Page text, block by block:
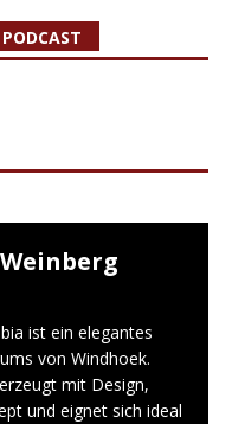
ist ein elegantes
von Windhoek.
mit Design,
und eignet sich ideal